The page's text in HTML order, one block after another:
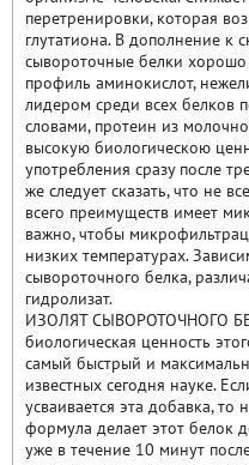
перетренировки, которая
глутатиона. В дополнение к
сывороточные белки
профиль аминокислот,
лидером среди всех белков
словами, протеин из
высокую биологическою
употребления сразу после
же следует сказать, что не
всего преимуществ имеет
важно, чтобы
низких температурах.
сывороточного белка,
гидролизат.
ИЗОЛЯТ СЫВОРОТОЧНОГО
биологическая ценность
самый быстрый и
известных сегодня науке.
усваивается эта добавка, то
формула делает этот белок
уже в течение 10 минут